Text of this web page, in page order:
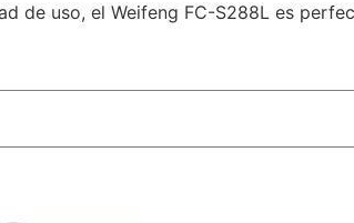
de uso, el Weifeng FC-S288L es